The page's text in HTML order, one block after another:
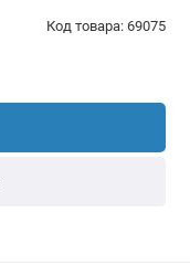
Код товара: 69075